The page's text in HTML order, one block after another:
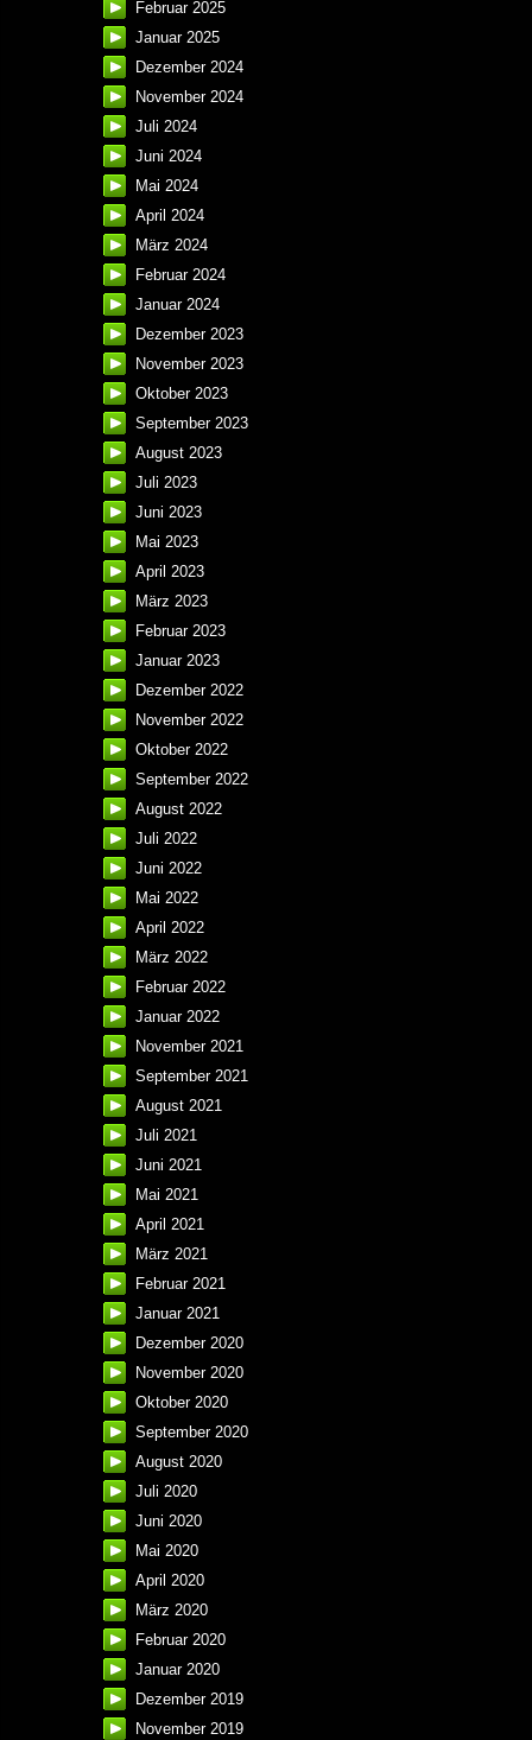
Februar 2025
Januar 2025
Dezember 2024
November 2024
Juli 2024
Juni 2024
Mai 2024
April 2024
März 2024
Februar 2024
Januar 2024
Dezember 2023
November 2023
Oktober 2023
September 2023
August 2023
Juli 2023
Juni 2023
Mai 2023
April 2023
März 2023
Februar 2023
Januar 2023
Dezember 2022
November 2022
Oktober 2022
September 2022
August 2022
Juli 2022
Juni 2022
Mai 2022
April 2022
März 2022
Februar 2022
Januar 2022
November 2021
September 2021
August 2021
Juli 2021
Juni 2021
Mai 2021
April 2021
März 2021
Februar 2021
Januar 2021
Dezember 2020
November 2020
Oktober 2020
September 2020
August 2020
Juli 2020
Juni 2020
Mai 2020
April 2020
März 2020
Februar 2020
Januar 2020
Dezember 2019
November 2019